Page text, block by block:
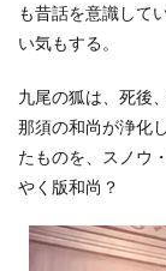
も昔話を意識して
い気もする。
九尾の狐は、死後
那須の和尚が浄化
たものを、スノウ
やく版和尚？